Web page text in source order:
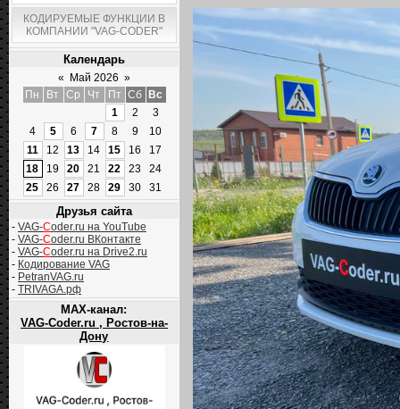
КОДИРУЕМЫЕ ФУНКЦИИ В
КОМПАНИИ "VAG-CODER"
Календарь
« Май 2026 »
Пн
Вт Ср Чт Пт Сб
Вс
1
2
3
4
5 6 7 8 9
10
11
12 13 14 15 16
17
18
19 20 21 22 23
24
25
26 27 28 29 30 31
Друзья сайта
- VAG-Coder.ru на YouTube
- VAG-Coder.ru ВКонтакте
- VAG-Coder.ru на Drive2.ru
- Кодирование VAG
- PetranVAG.ru
- TRIVAGA.рф
MAX-канал:
VAG-Coder.ru , Ростов-на-
Дону